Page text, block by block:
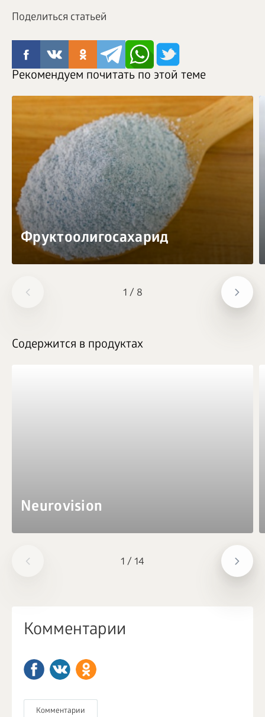
Поделиться статьей
1 / 8
Рекомендуем почитать по этой теме
Фруктоолигосахарид
1 / 14
Содержится в продуктах
Neurovision
Комментарии
Комментарии